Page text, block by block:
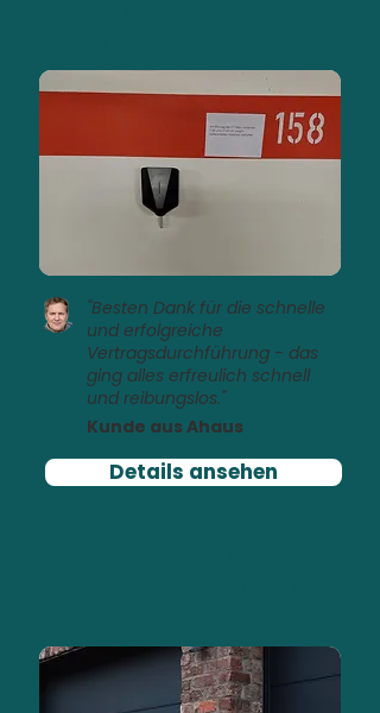
"Besten Dank für die schnelle
und erfolgreiche
Vertragsdurchführung - das
ging alles erfreulich schnell
und reibungslos."
Kunde aus Ahaus
Details ansehen